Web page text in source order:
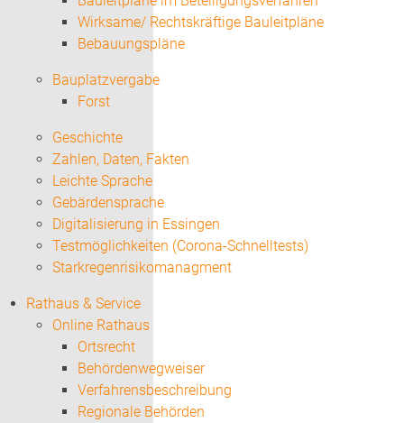
Wirksame/ Rechtskräftige Bauleitpläne
Bebauungspläne
Bauplatzvergabe
Forst
Geschichte
Zahlen, Daten, Fakten
Leichte Sprache
Gebärdensprache
Digitalisierung in Essingen
Testmöglichkeiten (Corona-Schnelltests)
Starkregenrisikomanagment
Rathaus & Service
Online Rathaus
Ortsrecht
Behördenwegweiser
Verfahrensbeschreibung
Regionale Behörden